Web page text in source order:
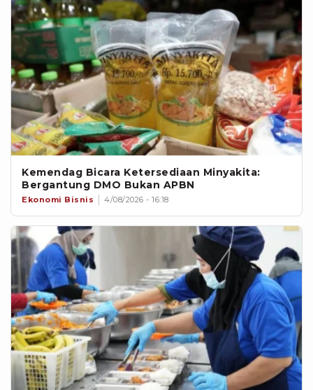
Kemendag Bicara Ketersediaan Minyakita:
Bergantung DMO Bukan APBN
Ekonomi Bisnis 4/08/2026 - 16:18